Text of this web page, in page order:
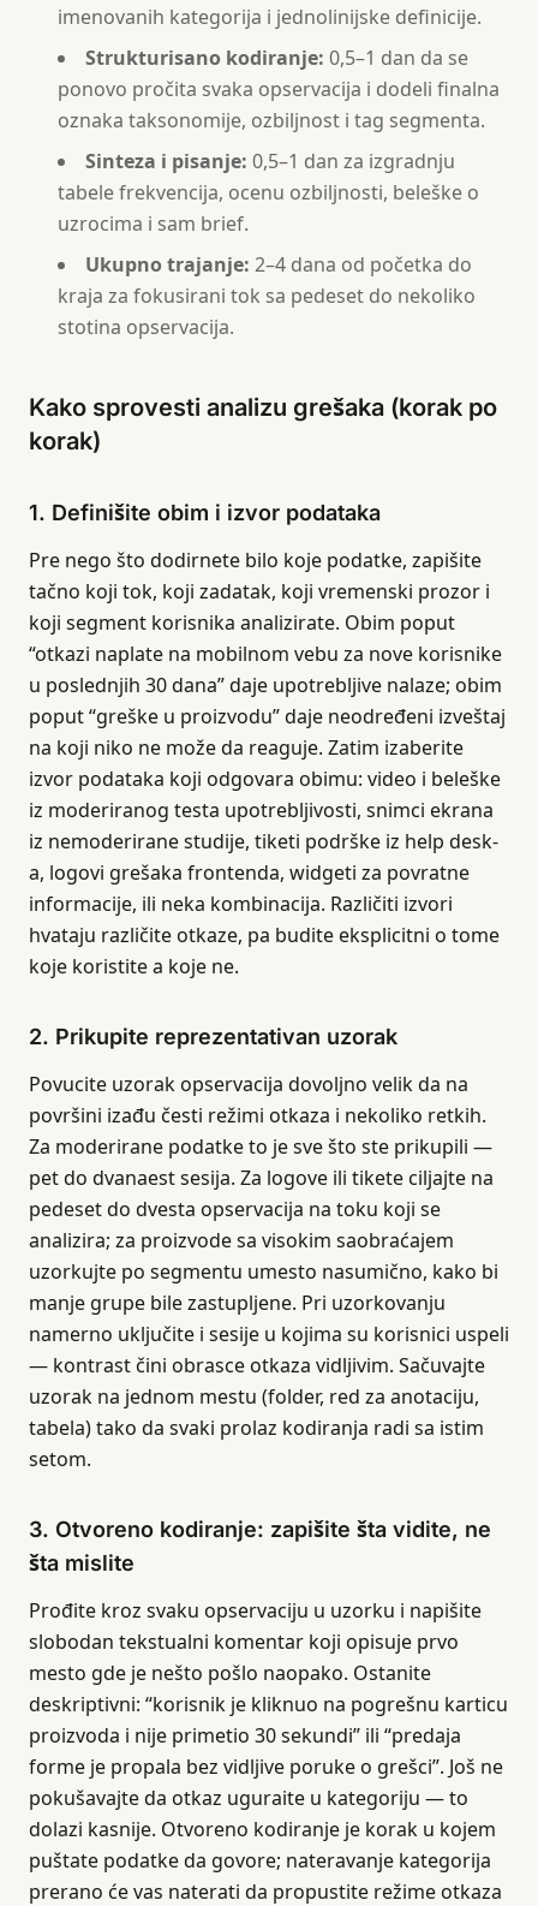
imenovanih kategorija i jednolinijske definicije.
Strukturisano kodiranje: 0,5–1 dan da se
ponovo pročita svaka opservacija i dodeli finalna
oznaka taksonomije, ozbiljnost i tag segmenta.
Sinteza i pisanje: 0,5–1 dan za izgradnju
tabele frekvencija, ocenu ozbiljnosti, beleške o
uzrocima i sam brief.
Ukupno trajanje: 2–4 dana od početka do
kraja za fokusirani tok sa pedeset do nekoliko
stotina opservacija.
Kako sprovesti analizu grešaka (korak po
korak)
1. Definišite obim i izvor podataka
Pre nego što dodirnete bilo koje podatke, zapišite
tačno koji tok, koji zadatak, koji vremenski prozor i
koji segment korisnika analizirate. Obim poput
“otkazi naplate na mobilnom vebu za nove korisnike
u poslednjih 30 dana” daje upotrebljive nalaze; obim
poput “greške u proizvodu” daje neodređeni izveštaj
na koji niko ne može da reaguje. Zatim izaberite
izvor podataka koji odgovara obimu: video i beleške
iz moderiranog testa upotrebljivosti, snimci ekrana
iz nemoderirane studije, tiketi podrške iz help desk-
a, logovi grešaka frontenda, widgeti za povratne
informacije, ili neka kombinacija. Različiti izvori
hvataju različite otkaze, pa budite eksplicitni o tome
koje koristite a koje ne.
2. Prikupite reprezentativan uzorak
Povucite uzorak opservacija dovoljno velik da na
površini izađu česti režimi otkaza i nekoliko retkih.
Za moderirane podatke to je sve što ste prikupili —
pet do dvanaest sesija. Za logove ili tikete ciljajte na
pedeset do dvesta opservacija na toku koji se
analizira; za proizvode sa visokim saobraćajem
uzorkujte po segmentu umesto nasumično, kako bi
manje grupe bile zastupljene. Pri uzorkovanju
namerno uključite i sesije u kojima su korisnici uspeli
— kontrast čini obrasce otkaza vidljivim. Sačuvajte
uzorak na jednom mestu (folder, red za anotaciju,
tabela) tako da svaki prolaz kodiranja radi sa istim
setom.
3. Otvoreno kodiranje: zapišite šta vidite, ne
šta mislite
Prođite kroz svaku opservaciju u uzorku i napišite
slobodan tekstualni komentar koji opisuje prvo
mesto gde je nešto pošlo naopako. Ostanite
deskriptivni: “korisnik je kliknuo na pogrešnu karticu
proizvoda i nije primetio 30 sekundi” ili “predaja
forme je propala bez vidljive poruke o grešci”. Još ne
pokušavajte da otkaz uguraite u kategoriju — to
dolazi kasnije. Otvoreno kodiranje je korak u kojem
puštate podatke da govore; nateravanje kategorija
prerano će vas naterati da propustite režime otkaza